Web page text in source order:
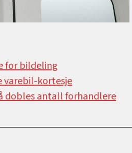
for bildeling
varebil-kortesje
dobles antall forhandlere